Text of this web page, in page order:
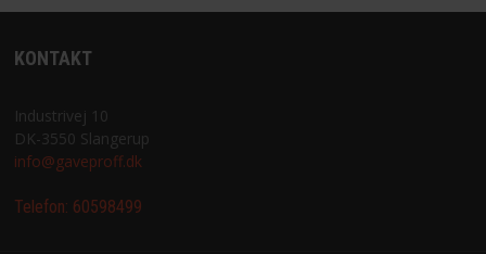
KONTAKT
Industrivej 10
DK-3550 Slangerup
info@gaveproff.dk
Telefon: 60598499